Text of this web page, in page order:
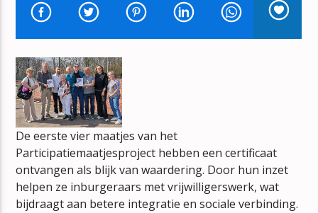
T FUST VOL MUZIEK
ARNOLD OVERHAART
mz-radio
De eerste vier maatjes van het
Participatiemaatjesproject hebben een certificaat
ontvangen als blijk van waardering. Door hun inzet
helpen ze inburgeraars met vrijwilligerswerk, wat
bijdraagt aan betere integratie en sociale verbinding.